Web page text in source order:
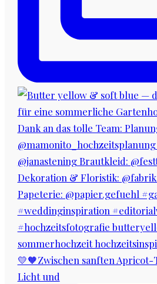
💛🧡Zwischen sanften
Licht und